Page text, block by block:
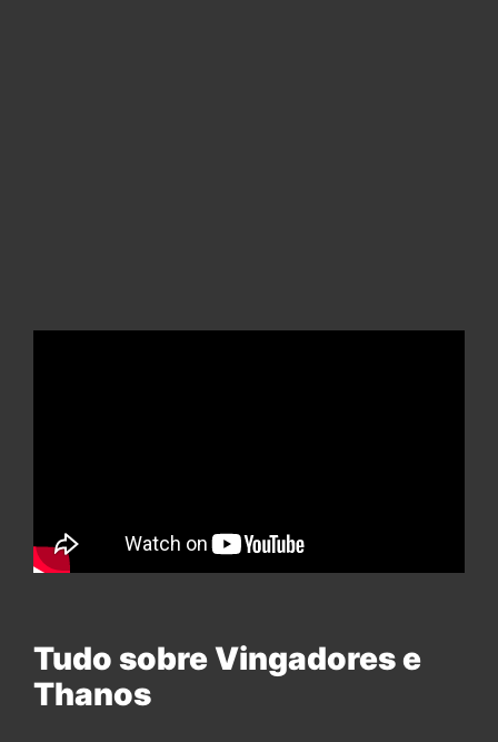
Tudo sobre Vingadores e
Thanos